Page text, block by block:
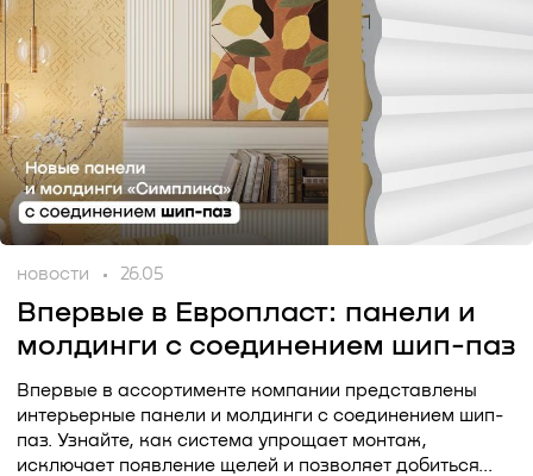
новости 26.05
Впервые в Европласт: панели и
молдинги с соединением шип-паз
Впервые в ассортименте компании представлены
интерьерные панели и молдинги с соединением шип-
паз. Узнайте, как система упрощает монтаж,
исключает появление щелей и позволяет добиться...